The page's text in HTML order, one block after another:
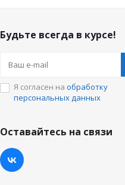
Будьте всегда в курсе!
Я согласен на обработку
персональных данных
Оставайтесь на связи